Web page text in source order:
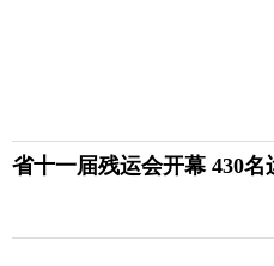
省十一届残运会开幕 430